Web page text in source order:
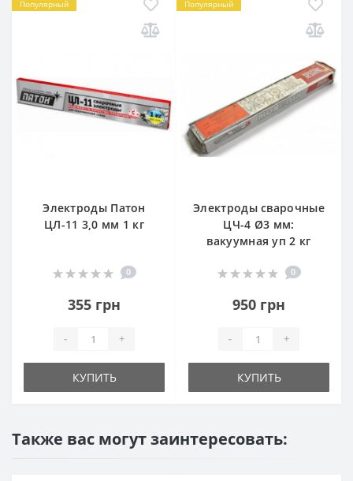
Популярный
Электроды Патон
ЦЛ-11 3,0 мм 1 кг
0
355 грн
- +
КУПИТЬ
Популярный
Электроды сварочные
ЦЧ-4 Ø3 мм:
вакуумная уп 2 кг
0
950 грн
- +
КУПИТЬ
Также вас могут заинтересовать: